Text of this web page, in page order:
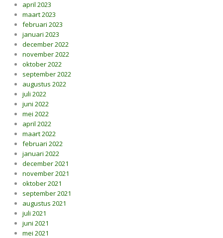
april 2023
maart 2023
februari 2023
januari 2023
december 2022
november 2022
oktober 2022
september 2022
augustus 2022
juli 2022
juni 2022
mei 2022
april 2022
maart 2022
februari 2022
januari 2022
december 2021
november 2021
oktober 2021
september 2021
augustus 2021
juli 2021
juni 2021
mei 2021